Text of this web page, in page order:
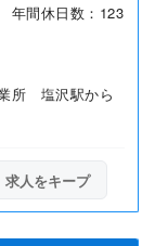
間休日数：123
所 塩沢駅から
求人をキープ